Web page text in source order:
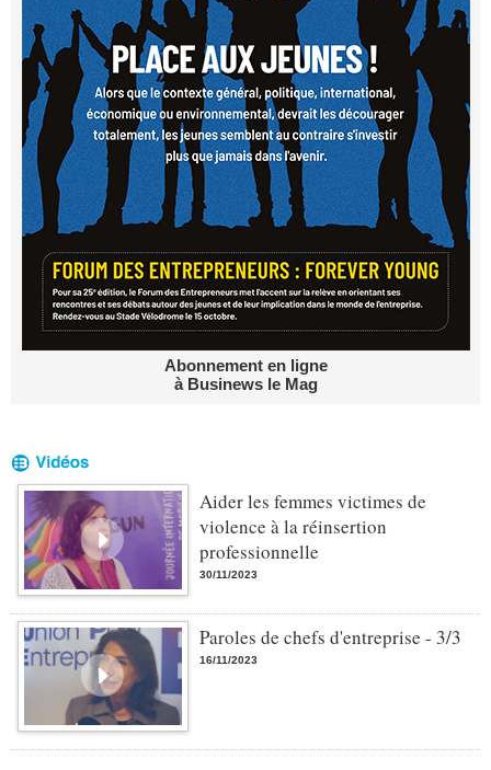
Abonnement en ligne
à Businews le Mag
Aider les femmes victimes de
violence à la réinsertion
professionnelle
30/11/2023
Paroles de chefs d'entreprise - 3/3
16/11/2023